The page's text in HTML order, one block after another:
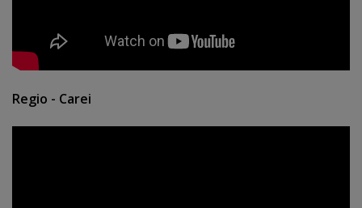
Regio - Carei